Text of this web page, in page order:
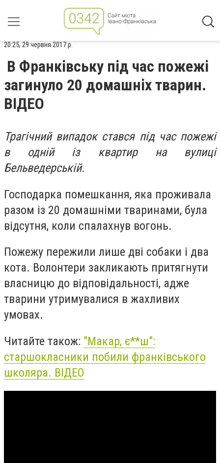
20:25, 29 червня 2017 р.
В Франківську під час пожежі
загинуло 20 домашніх тварин.
ВІДЕО
Трагічний випадок стався під час пожежі
в одній із квартир на вулиці
Бельведерській.
Господарка помешкання, яка проживала
разом із 20 домашніми тваринами, була
відсутня, коли спалахнув вогонь.
Пожежу пережили лише дві собаки і два
кота. Волонтери закликають притягнути
власницю до відповідальності, адже
тварини утримувалися в жахливих
умовах.
Читайте також: "Макар, є**ш":
старшокласники побили франківського
школяра. ВІДЕО